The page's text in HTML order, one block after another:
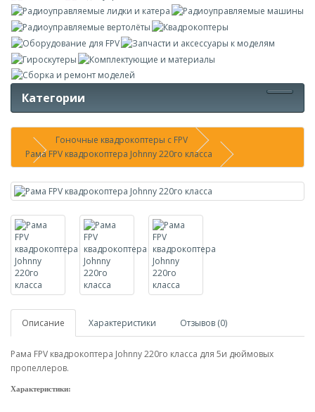
Категории
Гоночные квадрокоптеры с FPV
Рама FPV квадрокоптера Johnny 220го класса
Описание Характеристики Отзывов (0)
Рама FPV квадрокоптера Johnny 220го класса для 5и дюймовых
пропеллеров.
Характеристики: